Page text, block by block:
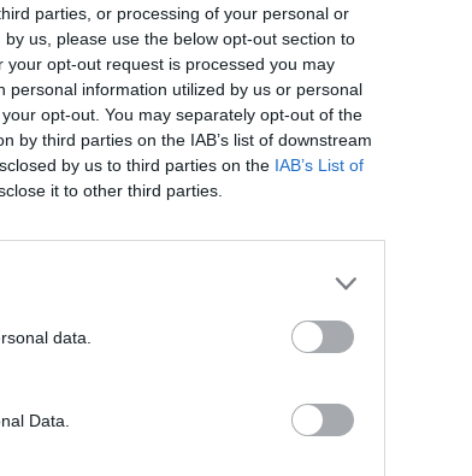
parties, or processing of your personal or
us, please use the below opt-out section to
opt-out request is processed you may
information utilized by us or personal
opt-out. You may separately opt-out of the
by third parties on the IAB’s list of downstream
by us to third parties on the IAB’s List of
it to other third parties.
data.
Data.